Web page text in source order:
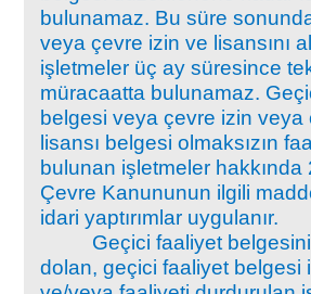
bulunamaz. Bu süre
veya çevre izin ve lisansını
işletmeler üç ay süresince
müracaatta bulunamaz.
belgesi veya çevre izin veya
lisansı belgesi olmaksızın
bulunan işletmeler hakkında
Çevre Kanununun ilgili
idari yaptırımlar uygulanır.
Geçici faaliyet
dolan, geçici faaliyet belgesi